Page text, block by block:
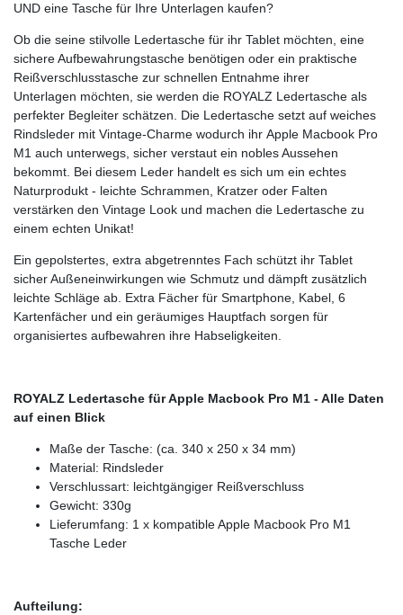
UND eine Tasche für Ihre Unterlagen kaufen?
Ob die seine stilvolle Ledertasche für ihr Tablet möchten, eine
sichere Aufbewahrungstasche benötigen oder ein praktische
Reißverschlusstasche zur schnellen Entnahme ihrer
Unterlagen möchten, sie werden die ROYALZ Ledertasche als
perfekter Begleiter schätzen. Die Ledertasche setzt auf weiches
Rindsleder mit Vintage-Charme wodurch ihr Apple Macbook Pro
M1 auch unterwegs, sicher verstaut ein nobles Aussehen
bekommt. Bei diesem Leder handelt es sich um ein echtes
Naturprodukt - leichte Schrammen, Kratzer oder Falten
verstärken den Vintage Look und machen die Ledertasche zu
einem echten Unikat!
Ein gepolstertes, extra abgetrenntes Fach schützt ihr Tablet
sicher Außeneinwirkungen wie Schmutz und dämpft zusätzlich
leichte Schläge ab. Extra Fächer für Smartphone, Kabel, 6
Kartenfächer und ein geräumiges Hauptfach sorgen für
organisiertes aufbewahren ihre Habseligkeiten.
ROYALZ Ledertasche für Apple Macbook Pro M1 - Alle Daten
auf einen Blick
Maße der Tasche: (ca. 340 x 250 x 34 mm)
Material: Rindsleder
Verschlussart: leichtgängiger Reißverschluss
Gewicht: 330g
Lieferumfang: 1 x kompatible Apple Macbook Pro M1
Tasche Leder
Aufteilung: